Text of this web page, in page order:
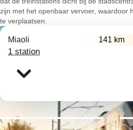
zijn met het openbaar vervoer, waardoor
te verplaatsen.
Miaoli 141 km
1 station